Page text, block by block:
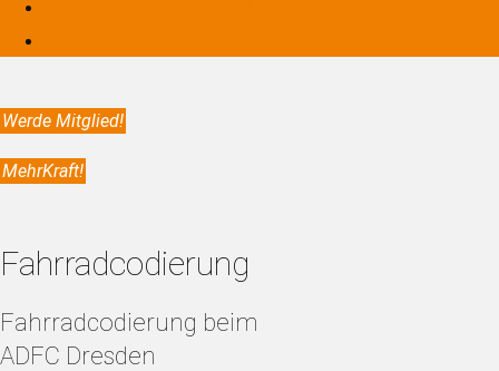
Werde Mitglied!
MehrKraft!
Fahrradcodierung
Fahrradcodierung beim
ADFC Dresden